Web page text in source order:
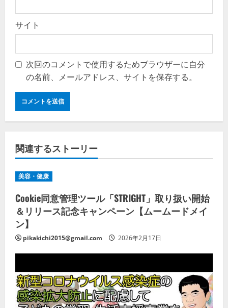
サイト
次回のコメントで使用するためブラウザーに自分
の名前、メールアドレス、サイトを保存する。
関連するストーリー
美容・健康
Cookie同意管理ツール「STRIGHT」取り扱い開始
＆リリース記念キャンペーン【ムームードメイ
ン】
pikakichi2015@gmail.com 2026年2月17日